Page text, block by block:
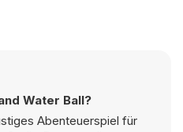
Water Ball?
Abenteuerspiel für